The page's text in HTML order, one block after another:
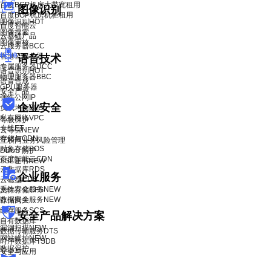
图像识别
图像识别HOT
图像搜索
图像审核
语音技术
语音识别 HOT
语音合成
安全产品
企业安全
等级保护
云等保NEW
互联网业务风险管理
DDoS 防护
SSL证书NEW
企业服务
系统安全服务NEW
数据安全服务 NEW
安全产品解决方案
漏洞扫描NEW
网站维护NEW
数据保护
百度BGP机房大带宽租用
百度BGP机房机柜租用
百度智能云
云基础产品
云服务器BCC
香港云服务器
专属服务器DCC
物理服务器BBC
GPU服务器
弹性公网IP
负载均衡BLB
私有网络VPC
专线ET
存储与CDN
对象存储BOS
百度智能云CDN
云数据库RDS
云磁盘CDS
文件存储CFS
存储网关
缓存服务SCS
自有数据库
数据传输服务DTS
时序数据库TSDB
安全与应用